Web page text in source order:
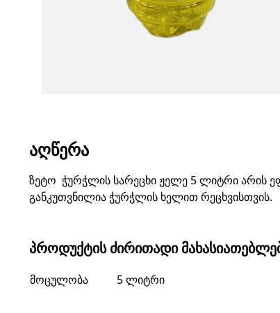
ᲐᲦᲬᲔᲠᲐ
ზეტო ჭურჭლის სარეცხი ჟელე 5 ლიტრი არის
განკუთვნილია ჭურჭლის ხელით რეცხვისთვის.
ᲞᲠᲝᲓᲣᲥᲢᲘᲡ ᲫᲘᲠᲘᲗᲐᲓᲘ
მოცულობა 5 ლიტრი